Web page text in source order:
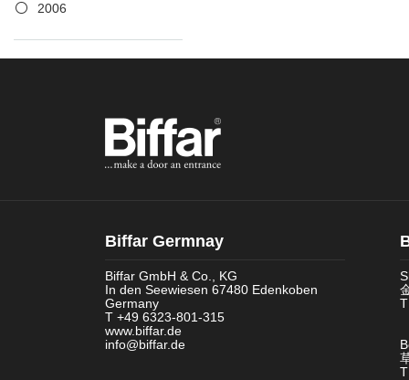
2006
Biffar Germnay
Biffar GmbH & Co., KG
In den Seewiesen 67480 Edenkoben
Germany
T +49 6323-801-315
www.biffar.de
info@biffar.de